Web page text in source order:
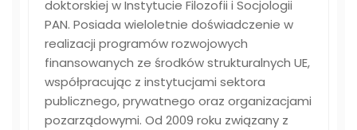
doktorskiej w Instytucie Filozofii i Socjologii
PAN. Posiada wieloletnie doświadczenie w
realizacji programów rozwojowych
finansowanych ze środków strukturalnych UE,
współpracując z instytucjami sektora
publicznego, prywatnego oraz organizacjami
pozarządowymi. Od 2009 roku związany z